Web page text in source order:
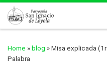
Skip to content
Home » blog » Misa explicada
Palabra